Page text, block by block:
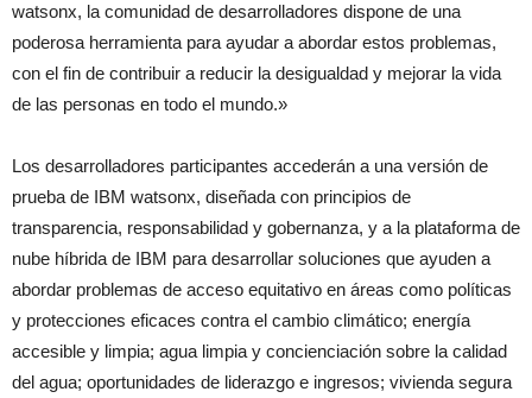
watsonx, la comunidad de desarrolladores dispone de una
poderosa herramienta para ayudar a abordar estos problemas,
con el fin de contribuir a reducir la desigualdad y mejorar la vida
de las personas en todo el mundo.»
Los desarrolladores participantes accederán a una versión de
prueba de IBM watsonx, diseñada con principios de
transparencia, responsabilidad y gobernanza, y a la plataforma de
nube híbrida de IBM para desarrollar soluciones que ayuden a
abordar problemas de acceso equitativo en áreas como políticas
y protecciones eficaces contra el cambio climático; energía
accesible y limpia; agua limpia y concienciación sobre la calidad
del agua; oportunidades de liderazgo e ingresos; vivienda segura